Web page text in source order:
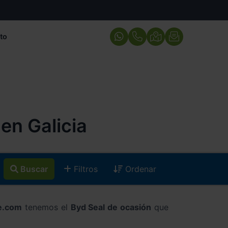
Galicia
Buscar Filtros Ordenar
tenemos el Byd Seal de ocasión que